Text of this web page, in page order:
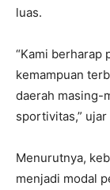
luas.
“Kami berharap
kemampuan
daerah masing-
sportivitas,”
Menurutnya,
menjadi modal